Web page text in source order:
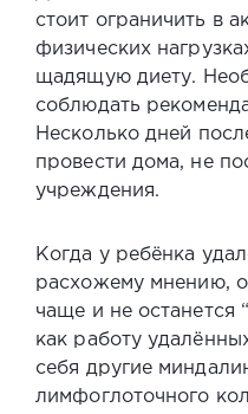
стоит ограничить в
физических
щадящую диету.
соблюдать
Несколько дней
провести дома, не
учреждения.
Когда у ребёнка
расхожему мнению,
чаще и не останется
как работу
себя другие
лимфоглоточного